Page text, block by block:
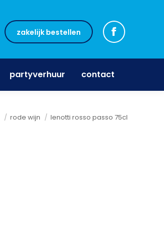
zakelijk bestellen
partyverhuur contact
rode wijn lenotti rosso passo 75cl